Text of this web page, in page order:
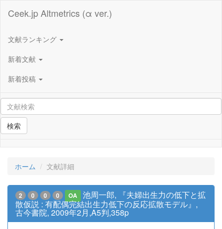
Ceek.jp Altmetrics (α ver.)
文献ランキング
新着文献
新着投稿
検索
ホーム 文献詳細
2 0 0 0 OA
池周一郎, 『夫婦出生力の低下と拡
散仮説 : 有配偶完結出生力低下の反応拡散モデル』,
古今書院, 2009年2月,A5判,358p